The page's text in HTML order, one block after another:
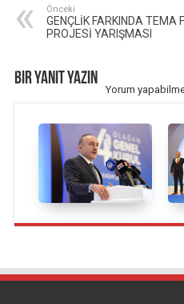
Önceki
GENÇLİK FARKINDA TEMA
PROJESİ YARIŞMASI
Bir yanıt yazın
Yorum